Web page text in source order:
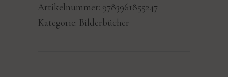
Artikelnummer: 9783961855247
Kategorie: Bilderbücher